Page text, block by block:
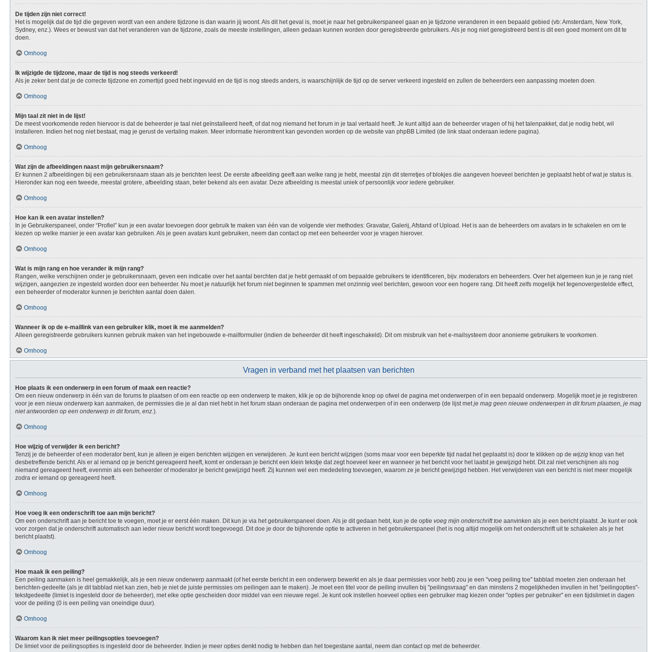
De tijden zijn niet correct!
Het is mogelijk dat de tijd die gegeven wordt van een andere tijdzone is dan waarin jij woont. Als dit het geval is, moet je naar het gebruikerspaneel gaan en je tijdzone veranderen in een bepaald gebied (vb: Amsterdam, New York,
Sydney, enz.). Wees er bewust van dat het veranderen van de tijdzone, zoals de meeste instellingen, alleen gedaan kunnen worden door geregistreerde gebruikers. Als je nog niet geregistreerd bent is dit een goed moment om dit te
doen.
Omhoog
Ik wijzigde de tijdzone, maar de tijd is nog steeds verkeerd!
Als je zeker bent dat je de correcte tijdzone en zomertijd goed hebt ingevuld en de tijd is nog steeds anders, is waarschijnlijk de tijd op de server verkeerd ingesteld en zullen de beheerders een aanpassing moeten doen.
Omhoog
Mijn taal zit niet in de lijst!
De meest voorkomende reden hiervoor is dat de beheerder je taal niet geïnstalleerd heeft, of dat nog niemand het forum in je taal vertaald heeft. Je kunt altijd aan de beheerder vragen of hij het talenpakket, dat je nodig hebt, wil
installeren. Indien het nog niet bestaat, mag je gerust de vertaling maken. Meer informatie hieromtrent kan gevonden worden op de website van phpBB Limited (de link staat onderaan iedere pagina).
Omhoog
Wat zijn de afbeeldingen naast mijn gebruikersnaam?
Er kunnen 2 afbeeldingen bij een gebruikersnaam staan als je berichten leest. De eerste afbeelding geeft aan welke rang je hebt, meestal zijn dit sterretjes of blokjes die aangeven hoeveel berichten je geplaatst hebt of wat je status is.
Hieronder kan nog een tweede, meestal grotere, afbeelding staan, beter bekend als een avatar. Deze afbeelding is meestal uniek of persoonlijk voor iedere gebruiker.
Omhoog
Hoe kan ik een avatar instellen?
In je Gebruikerspaneel, onder “Profiel” kun je een avatar toevoegen door gebruik te maken van één van de volgende vier methodes: Gravatar, Galerij, Afstand of Upload. Het is aan de beheerders om avatars in te schakelen en om te
kiezen op welke manier je een avatar kan gebruiken. Als je geen avatars kunt gebruiken, neem dan contact op met een beheerder voor je vragen hierover.
Omhoog
Wat is mijn rang en hoe verander ik mijn rang?
Rangen, welke verschijnen onder je gebruikersnaam, geven een indicatie over het aantal berchten dat je hebt gemaakt of om bepaalde gebruikers te identificeren, bijv. moderators en beheerders. Over het algemeen kun je je rang niet
wijzigen, aangezien ze ingesteld worden door een beheerder. Nu moet je natuurlijk het forum niet beginnen te spammen met onzinnig veel berichten, gewoon voor een hogere rang. Dit heeft zelfs mogelijk het tegenovergestelde effect,
een beheerder of moderator kunnen je berichten aantal doen dalen.
Omhoog
Wanneer ik op de e-maillink van een gebruiker klik, moet ik me aanmelden?
Alleen geregistreerde gebruikers kunnen gebruik maken van het ingebouwde e-mailformulier (indien de beheerder dit heeft ingeschakeld). Dit om misbruik van het e-mailsysteem door anonieme gebruikers te voorkomen.
Omhoog
Vragen in verband met het plaatsen van berichten
Hoe plaats ik een onderwerp in een forum of maak een reactie?
Om een nieuw onderwerp in één van de forums te plaatsen of om een reactie op een onderwerp te maken, klik je op de bijhorende knop op ofwel de pagina met onderwerpen of in een bepaald onderwerp. Mogelijk moet je je registreren
voor je een nieuw onderwerp kan aanmaken, de permissies die je al dan niet hebt in het forum staan onderaan de pagina met onderwerpen of in een onderwerp (de lijst metje mag geen nieuwe onderwerpen in dit forum plaatsen, je mag
niet antwoorden op een onderwerp in dit forum, enz.).
Omhoog
Hoe wijzig of verwijder ik een bericht?
Tenzij je de beheerder of een moderator bent, kun je alleen je eigen berichten wijzigen en verwijderen. Je kunt een bericht wijzigen (soms maar voor een beperkte tijd nadat het geplaatst is) door te klikken op de wijzig knop van het
desbetreffende bericht. Als er al iemand op je bericht gereageerd heeft, komt er onderaan je bericht een klein tekstje dat zegt hoeveel keer en wanneer je het bericht voor het laatst je gewijzigd hebt. Dit zal niet verschijnen als nog
niemand gereageerd heeft, evenmin als een beheerder of moderator je bericht gewijzigd heeft. Zij kunnen wel een mededeling toevoegen, waarom ze je bericht gewijzigd hebben. Het verwijderen van een bericht is niet meer mogelijk
zodra er iemand op gereageerd heeft.
Omhoog
Hoe voeg ik een onderschrift toe aan mijn bericht?
Om een onderschrift aan je bericht toe te voegen, moet je er eerst één maken. Dit kun je via het gebruikerspaneel doen. Als je dit gedaan hebt, kun je de optie voeg mijn onderschrift toe aanvinken als je een bericht plaatst. Je kunt er ook
voor zorgen dat je onderschrift automatisch aan ieder nieuw bericht wordt toegevoegd. Dit doe je door de bijhorende optie te activeren in het gebruikerspaneel (het is nog altijd mogelijk om het onderschrift uit te schakelen als je het
bericht plaatst).
Omhoog
Hoe maak ik een peiling?
Een peiling aanmaken is heel gemakkelijk, als je een nieuw onderwerp aanmaakt (of het eerste bericht in een onderwerp bewerkt en als je daar permissies voor hebt) zou je een "voeg peiling toe" tabblad moeten zien onderaan het
berichten-gedeelte (als je dit tabblad niet kan zien, heb je niet de juiste permissies om peilingen aan te maken). Je moet een titel voor de peiling invullen bij "peilingsvraag" en dan minstens 2 mogelijkheden invullen in het "peilingopties"-
tekstgedeelte (limiet is ingesteld door de beheerder), met elke optie gescheiden door middel van een nieuwe regel. Je kunt ook instellen hoeveel opties een gebruiker mag kiezen onder "opties per gebruiker" en een tijdslimiet in dagen
voor de peiling (0 is een peiling van oneindige duur).
Omhoog
Waarom kan ik niet meer peilingsopties toevoegen?
De limiet voor de peilingsopties is ingesteld door de beheerder. Indien je meer opties denkt nodig te hebben dan het toegestane aantal, neem dan contact op met de beheerder.